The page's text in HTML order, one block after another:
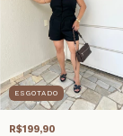
ESGOTADO
R$199,90